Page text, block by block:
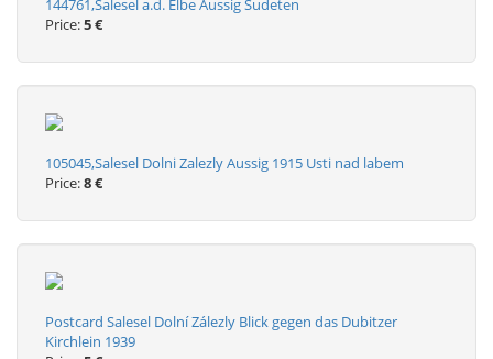
144761,Salesel a.d. Elbe Aussig Sudeten
Price:5 €
105045,Salesel Dolni Zalezly Aussig 1915 Usti nad labem
Price:8 €
Postcard Salesel Dolní Zálezly Blick gegen das Dubitzer
Kirchlein 1939